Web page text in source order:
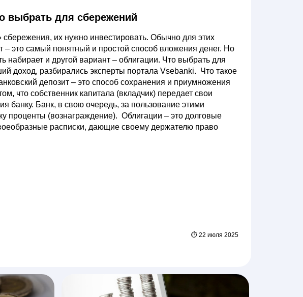
выбрать для сбережений
их нужно инвестировать. Обычно для этих
– это самый понятный и простой способ вложения денег. Но
набирает и другой вариант – облигации. Что выбрать для
доход, разбирались эксперты портала Vsebanki. Что такое
депозит – это способ сохранения и приумножения
что собственник капитала (вкладчик) передает свои
банку. Банк, в свою очередь, за пользование этими
проценты (вознаграждение). Облигации – это долговые
расписки, дающие своему держателю право
⏱ 22 июля 2025